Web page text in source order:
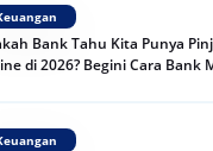
Bank Tahu Kita Punya
di 2026? Begini Cara Bank